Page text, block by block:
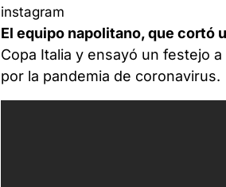
El equipo napolitano, que cortó
Copa Italia y ensayó un festejo
por la pandemia de coronavirus.